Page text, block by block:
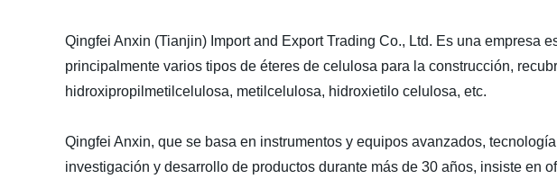
Qingfei Anxin (Tianjin) Import and Export Trading Co., Ltd. Es una
principalmente varios tipos de éteres de celulosa para la construcción,
hidroxipropilmetilcelulosa, metilcelulosa, hidroxietilo celulosa, etc.
Qingfei Anxin, que se basa en instrumentos y equipos avanzados,
investigación y desarrollo de productos durante más de 30 años, insiste en